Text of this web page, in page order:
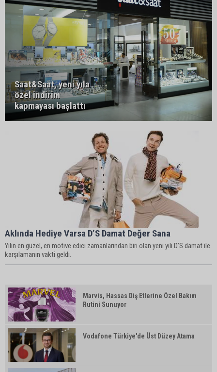
Saat&Saat, yeni yıla
özel indirim
kapmayası başlattı
Aklında Hediye Varsa D’S Damat Değer Sana
Yılın en güzel, en motive edici zamanlarından biri olan yeni yılı D’S damat ile
karşılamanın vakti geldi.
Marvis, Hassas Diş Etlerine Özel Bakım
Rutini Sunuyor
Vodafone Türkiye'de Üst Düzey Atama